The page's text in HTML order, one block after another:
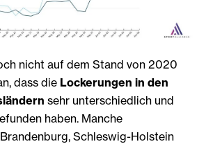
nicht auf dem Stand von 2020
dass die Lockerungen in den
sehr unterschiedlich und
haben. Manche
Schleswig-Holstein